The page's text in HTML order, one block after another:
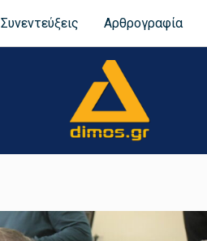
Συνεντεύξεις Αρθρογραφία